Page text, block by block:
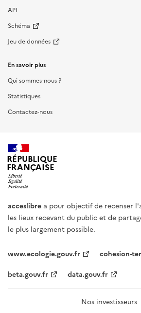
API
Schéma
Jeu de données
En savoir plus
Qui sommes-nous ?
Statistiques
Contactez-nous
RÉPUBLIQUE
FRANÇAISE
acceslibre a pour objectif de recenser
les lieux recevant du public et de
le plus largement possible.
www.ecologie.gouv.fr
cohesion-
beta.gouv.fr
data.gouv.fr
Nos investisseurs